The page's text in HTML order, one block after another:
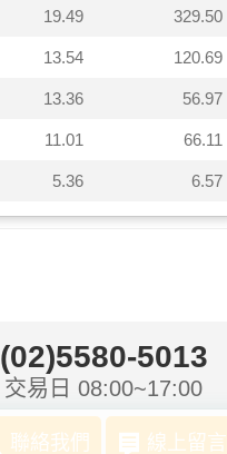
(02)5580-5013
交易日 08:00~17:00
聯絡我們 線上留言